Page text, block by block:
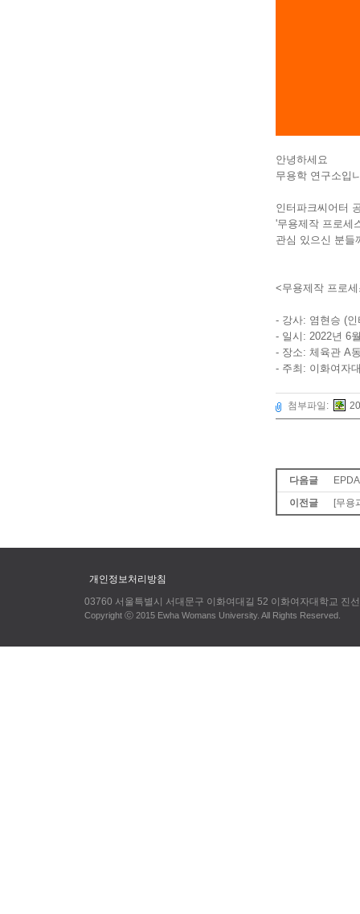
안녕하세요
무용학 연구소입
인터파크씨어터
'무용제작 프로세
관심 있으신 분들
<무용제작 프로
- 강사: 염현승 (
- 일시: 2022년 6
- 장소: 체육관 A
- 주최: 이화여자
첨부파일:
다음글
이전글
[무용
개인정보처리방침
03760 서울특별시 서대문구 이화여대길 52 이화여자대학교
Copyright ⓒ 2015 Ewha Womans University. All Rights Reserved.